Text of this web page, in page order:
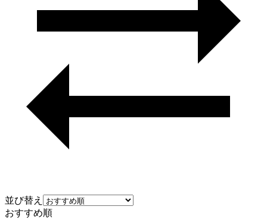
並び替え
おすすめ順